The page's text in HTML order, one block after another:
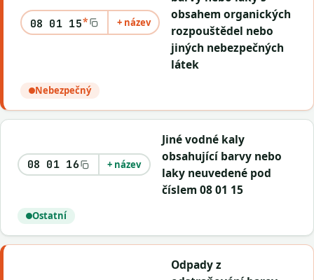
08 01 15* + název
obsahem organických
rozpouštědel nebo
jiných nebezpečných
látek
Nebezpečný
08 01 16 + název
Jiné vodné kaly
obsahující barvy nebo
laky neuvedené pod
číslem 08 01 15
Ostatní
Odpady z